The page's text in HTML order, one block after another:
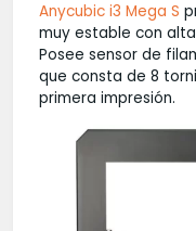
Anycubic i3 Mega S
muy estable con
Posee sensor de
que consta de 8
primera impresión.